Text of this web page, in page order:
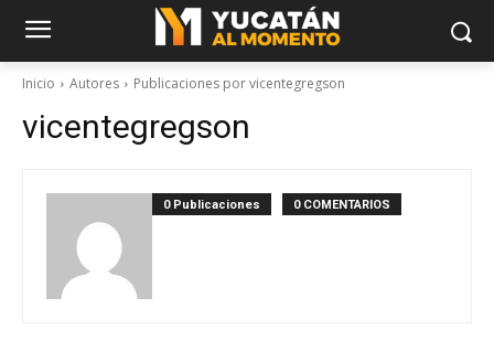
Inicio Autores Publicaciones por vicentegregson
vicentegregson
0 Publicaciones 0 COMENTARIOS